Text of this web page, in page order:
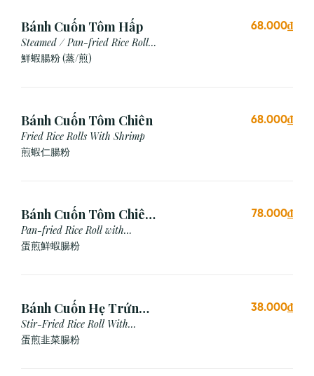
Bánh Cuốn Tôm Hấp
Steamed / Pan-fried Rice Roll
with Shrimp
鮮蝦腸粉 (蒸/煎)
68.000₫
Bánh Cuốn Tôm Chiên
Fried Rice Rolls With Shrimp
煎蝦仁腸粉
68.000₫
Bánh Cuốn Tôm Chiên
Trứng
Pan-fried Rice Roll with
Shrimp & Egg
蛋煎鮮蝦腸粉
78.000₫
Bánh Cuốn Hẹ Trứng
Xào
Stir-Fried Rice Roll With
Chives & Egg
蛋煎⾲菜腸粉
38.000₫